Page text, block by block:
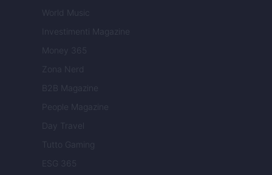
World Music
Investimenti Magazine
Money 365
Zona Nerd
B2B Magazine
People Magazine
Day Travel
Tutto Gaming
ESG 365